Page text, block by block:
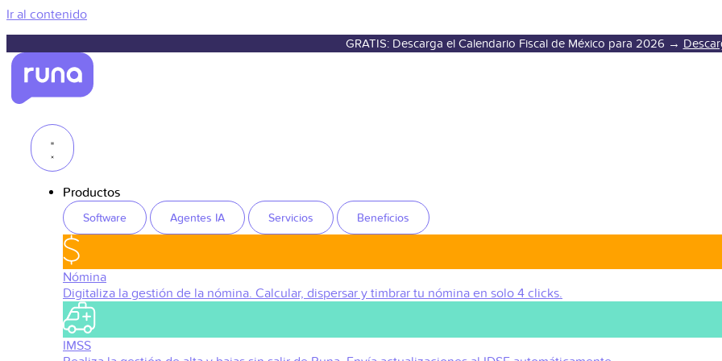
Ir al contenido
GRATIS: Descarga el Calendario Fiscal de México para 2026 →
Productos
Software Agentes IA Servicios Beneficios
Nómina
Digitaliza la gestión de la nómina. Calcular, dispersar y timbrar tu nómina en solo 4 clicks.
IMSS